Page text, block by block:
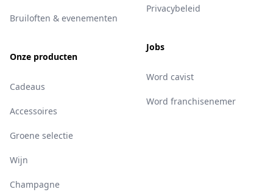
Bruiloften & evenementen
Onze producten
Cadeaus
Accessoires
Groene selectie
Wijn
Champagne
Privacybeleid
Jobs
Word cavist
Word franchisenemer